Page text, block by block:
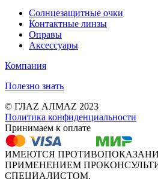
Солнцезащитные очки
Контактные линзы
Оправы
Аксессуары
Компания
Полезно знать
© ГЛАZ АЛМАZ 2023
Политика конфиденциальности
Принимаем к оплате
ИМЕЮТСЯ
ПРИМЕНЕНИЕМ
СПЕЦИАЛИСТОМ.